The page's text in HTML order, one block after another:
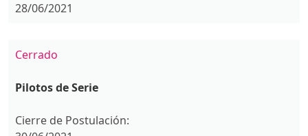
28/06/2021
Cerrado
Pilotos de Serie
Cierre de Postulación: